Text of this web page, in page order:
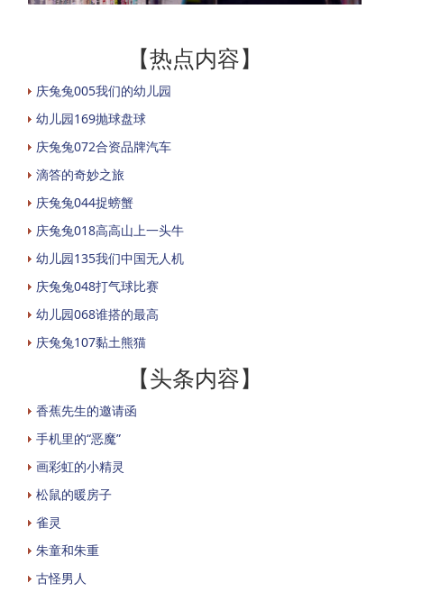
【热点内容】
庆兔兔005我们的幼儿园
幼儿园169抛球盘球
庆兔兔072合资品牌汽车
滴答的奇妙之旅
庆兔兔044捉螃蟹
庆兔兔018高高山上一头牛
幼儿园135我们中国无人机
庆兔兔048打气球比赛
幼儿园068谁搭的最高
庆兔兔107黏土熊猫
【头条内容】
香蕉先生的邀请函
手机里的“恶魔”
画彩虹的小精灵
松鼠的暖房子
雀灵
朱童和朱重
古怪男人